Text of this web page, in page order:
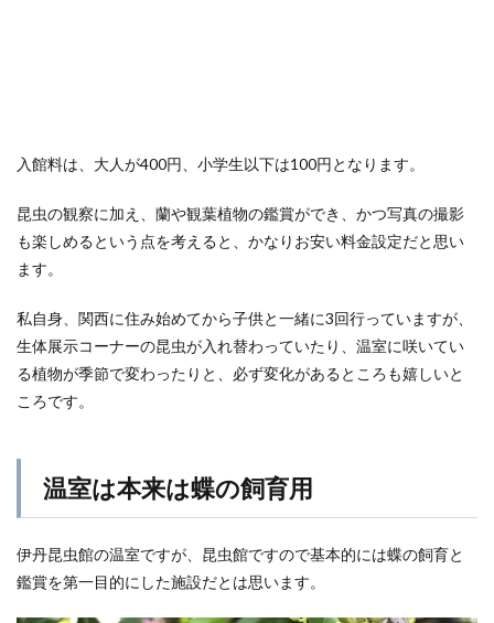
入館料は、大人が400円、小学生以下は100円となります。
昆虫の観察に加え、蘭や観葉植物の鑑賞ができ、かつ写真の撮影
も楽しめるという点を考えると、かなりお安い料金設定だと思い
ます。
私自身、関西に住み始めてから子供と一緒に3回行っていますが、
生体展示コーナーの昆虫が入れ替わっていたり、温室に咲いてい
る植物が季節で変わったりと、必ず変化があるところも嬉しいと
ころです。
温室は本来は蝶の飼育用
伊丹昆虫館の温室ですが、昆虫館ですので基本的には蝶の飼育と
鑑賞を第一目的にした施設だとは思います。